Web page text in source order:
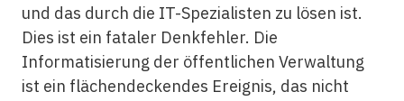
und das durch die IT-Spezialisten zu lösen ist.
Dies ist ein fataler Denkfehler. Die
Informatisierung der öffentlichen Verwaltung
ist ein flächendeckendes Ereignis, das nicht